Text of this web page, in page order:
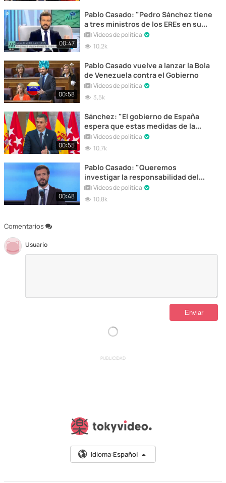
Comentarios
Usuario
00:47
Pablo Casado: "Pedro Sánchez tiene
a tres ministros de los EREs en su
gobierno"
Vídeos de política
10,2k
00:58
Pablo Casado vuelve a lanzar la Bola
de Venezuela contra el Gobierno
Vídeos de política
3,5k
00:55
Sánchez: "El gobierno de España
espera que estas medidas de la
Comunidad de Madrid den
resultado"
Vídeos de política
10,7k
00:48
Pablo Casado: "Queremos
investigar la responsabilidad del
Gobierno en la gestión de esta
crisis"
Vídeos de política
10,8k
PUBLICIDAD
Idioma:Español